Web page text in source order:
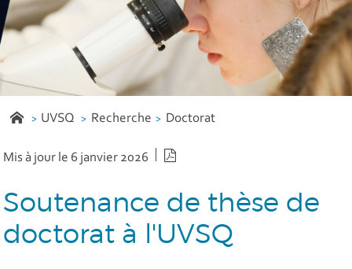
UVSQ Recherche Doctorat
Mis à jour le 6 janvier 2026
Soutenance de thèse de
doctorat à l'UVSQ